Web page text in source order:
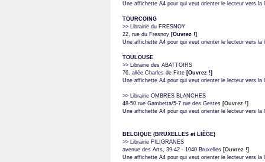
Une affichette A4 pour qui veut orienter le lecteur vers la
TOURCOING
>> Librairie du FRESNOY
22, rue du Fresnoy [Ouvrez !]
Une affichette A4 pour qui veut orienter le lecteur vers la
TOULOUSE
>> Librairie des ABATTOIRS
76, allée Charles de Fitte [Ouvrez !]
Une affichette A4 pour qui veut orienter le lecteur vers la
>> Librairie OMBRES BLANCHES
48-50 rue Gambetta/5-7 rue des Gestes [Ouvrez !]
Une affichette A4 pour qui veut orienter le lecteur vers la
BELGIQUE (BRUXELLES et LIÈGE)
>> Librairie FILIGRANES
avenue des Arts, 39-42 - 1040 Bruxelles [Ouvrez !]
Une affichette A4 pour qui veut orienter le lecteur vers la